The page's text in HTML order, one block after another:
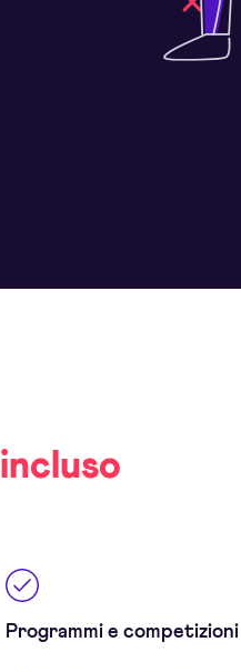
incluso
Programmi e competizioni